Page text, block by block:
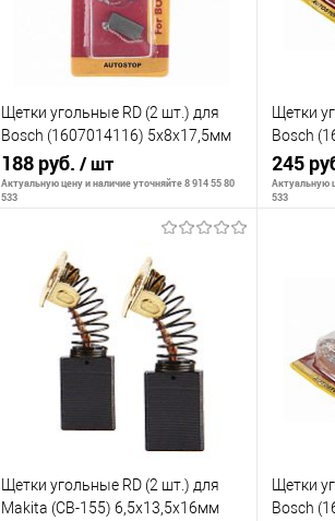
Щетки угольные RD (2 шт.) для
Bosch (1607014116) 5х8х17,5мм
AUTOSTOP 404-308
188 руб. / шт
Актуальную цену и наличие уточняйте 8 914 55 80
533
Сообщить о наличии
К сравнению
В избранное
Недоступно
Щетки
Bosch
245
Актуальную
533
К
В
Щетки угольные RD (2 шт.) для
Makita (CB-155) 6,5х13,5х16мм
Щетки
Bosch